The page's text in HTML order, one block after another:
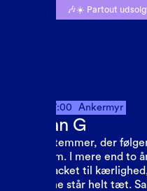
🎶☀️ Partout
17:00 Ankermyr
Burhan G
Der er stemmer, der
en af dem. I mere end to
soundtracket til
følelserne står helt tæt.